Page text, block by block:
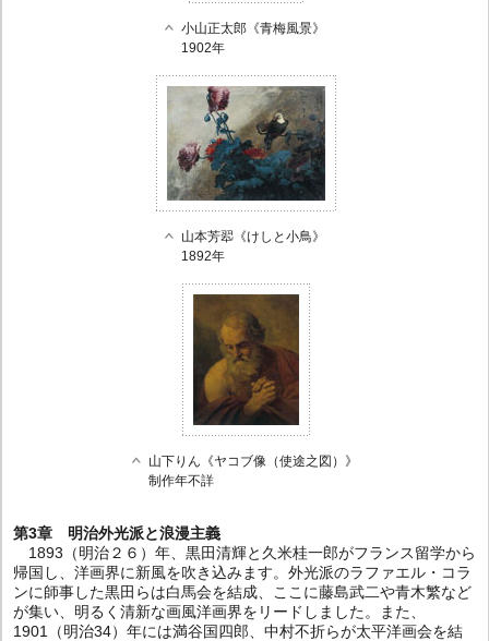
小山正太郎《青梅風景》
1902年
山本芳翆《けしと小鳥》
1892年
山下りん《ヤコブ像（使途之図）》
制作年不詳
第3章 明治外光派と浪漫主義
1893（明治２６）年、黒田清輝と久米桂一郎がフランス留学から
帰国し、洋画界に新風を吹き込みます。外光派のラファエル・コラ
ンに師事した黒田らは白馬会を結成、ここに藤島武二や青木繁など
が集い、明るく清新な画風洋画界をリードしました。また、
1901（明治34）年には満谷国四郎、中村不折らが太平洋画会を結